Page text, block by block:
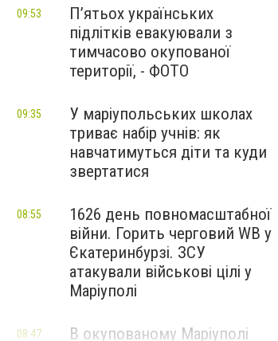
П’ятьох українських
підлітків евакуювали з
тимчасово окупованої
території, - ФОТО
09:53
У маріупольських школах
триває набір учнів: як
навчатимуться діти та куди
звертатися
09:35
1626 день повномасштабної
війни. Горить черговий WB у
Єкатеринбурзі. ЗСУ
атакували військові цілі у
Маріуполі
08:55
В окупованому Маріуполі
08:47